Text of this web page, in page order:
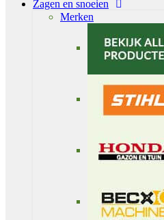
Zagen en snoeien
Merken